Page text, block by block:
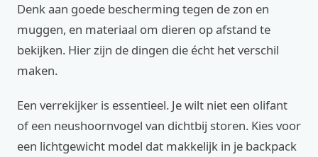
Denk aan goede bescherming tegen de zon en
muggen, en materiaal om dieren op afstand te
bekijken. Hier zijn de dingen die écht het verschil
maken.
Een verrekijker is essentieel. Je wilt niet een olifant
of een neushoornvogel van dichtbij storen. Kies voor
een lichtgewicht model dat makkelijk in je backpack